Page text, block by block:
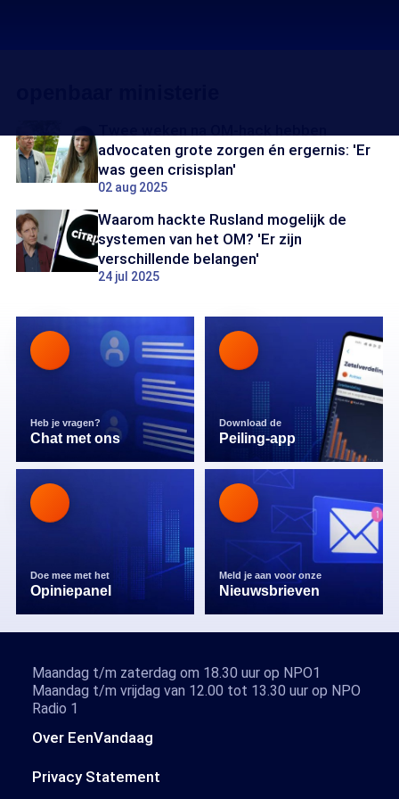
advocaten grote zorgen én ergernis: 'Er
was geen crisisplan'
02 aug 2025
Waarom hackte Rusland mogelijk de
systemen van het OM? 'Er zijn
verschillende belangen'
24 jul 2025
Heb je vragen?
Chat met ons
Download de
Peiling-app
Doe mee met het
Opiniepanel
Meld je aan voor onze
Nieuwsbrieven
Over EenVandaag
Privacy Statement
Maandag t/m zaterdag om 18.30 uur op NPO1
Maandag t/m vrijdag van 12.00 tot 13.30 uur op NPO
Radio 1